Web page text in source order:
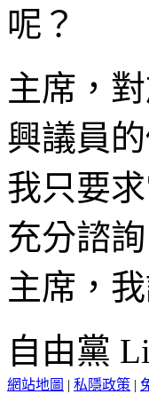
呢？
主席，
興議員
我只要
充分諮
主席，
自由黨
網站地圖 | 私隱政策 |